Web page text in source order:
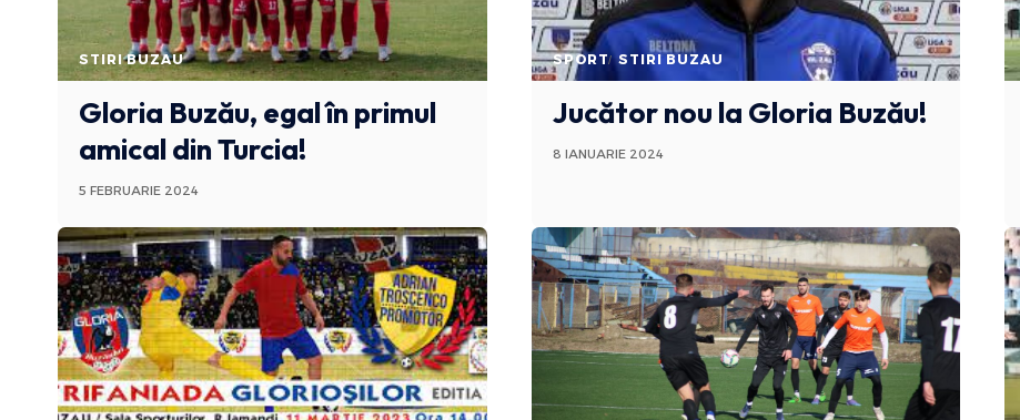
STIRI BUZAU
Gloria Buzău, egal în primul
amical din Turcia!
5 FEBRUARIE 2024
SPORT STIRI BUZAU
Jucător nou la Gloria Buzău!
8 IANUARIE 2024